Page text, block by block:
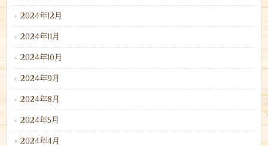
2024年12月
2024年11月
2024年10月
2024年9月
2024年8月
2024年5月
2024年4月